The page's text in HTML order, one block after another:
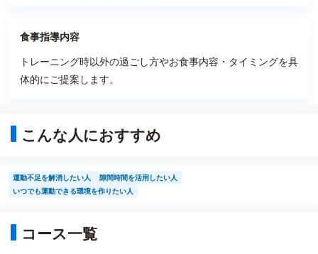
食事指導内容
トレーニング時以外の過ごし方やお食事内容・タイミングを具
体的にご提案します。
こんな人におすすめ
運動不足を解消したい人
隙間時間を活用したい人
いつでも運動できる環境を作りたい人
コース一覧